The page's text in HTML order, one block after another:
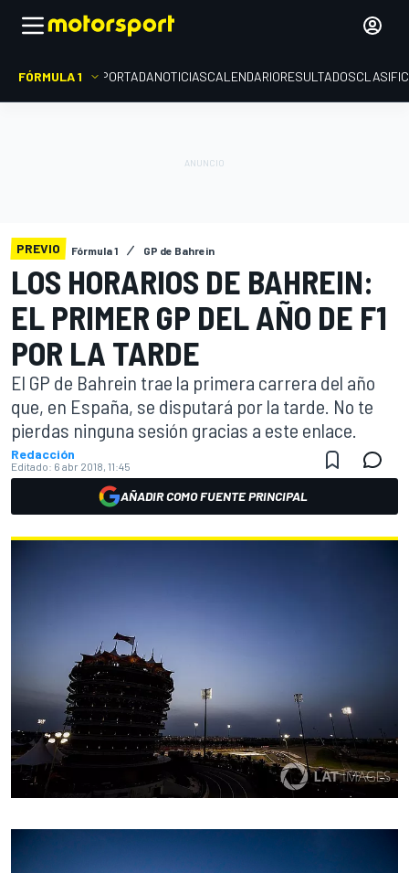
FÓRMULA 1 PORTADANOTICIASCALENDARIORESULTADOS
PREVIO Fórmula 1 GP de Bahrein
LOS HORARIOS DE BAHREIN:
EL PRIMER GP DEL AÑO DE F1
POR LA TARDE
El GP de Bahrein trae la primera carrera del año
que, en España, se disputará por la tarde. No te
pierdas ninguna sesión gracias a este enlace.
Redacción
Editado: 6 abr 2018, 11:45
AÑADIR COMO FUENTE PRINCIPAL